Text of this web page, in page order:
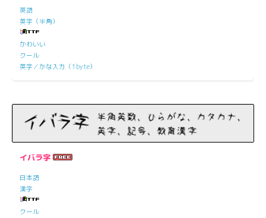
英語
英字（半角）
かわいい
クール
英字／かな入力（1byte）
イバラ字
日本語
漢字
クール